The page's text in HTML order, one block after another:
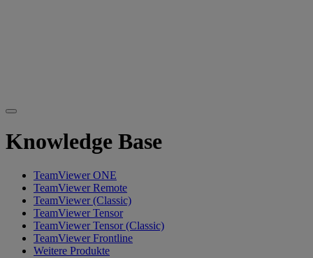
Knowledge Base
TeamViewer ONE
TeamViewer Remote
TeamViewer (Classic)
TeamViewer Tensor
TeamViewer Tensor (Classic)
TeamViewer Frontline
Weitere Produkte